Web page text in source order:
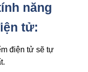
năng
tử:
điện tử sẽ tự